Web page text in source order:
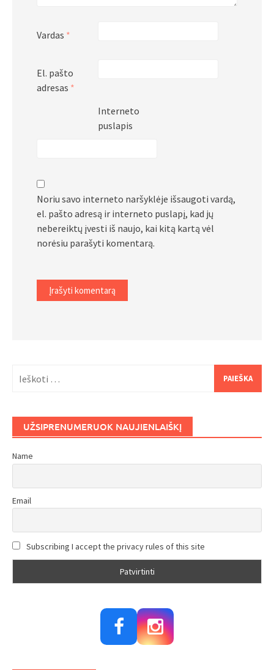
Vardas *
El. pašto
adresas *
Interneto
puslapis
Noriu savo interneto naršyklėje išsaugoti vardą,
el. pašto adresą ir interneto puslapį, kad jų
nebereiktų įvesti iš naujo, kai kitą kartą vėl
norėsiu parašyti komentarą.
UŽSIPRENUMERUOK NAUJIENLAIŠKĮ
Name
Email
Subscribing I accept the privacy rules of this site